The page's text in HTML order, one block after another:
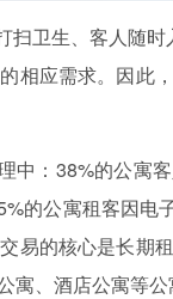
卫生、客人随
相应需求。因此
中： 38%的公寓
的公寓租客因电
易的核心是长期
、酒店公寓等公